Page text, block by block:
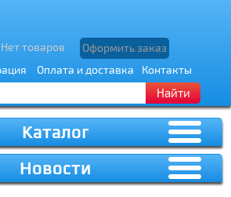
Оплата и доставка Контакты
Найти
Нет товаров Оформить заказ
Каталог
Новости